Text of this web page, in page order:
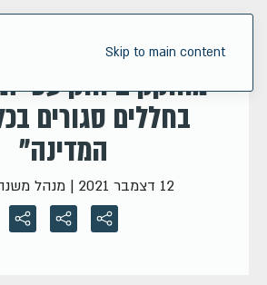
Skip to main content
ראשת העיר ניו-
מחוקקים חוק
בחללים סגורים
המדינה”
12 דצמבר 2021 | מנהל